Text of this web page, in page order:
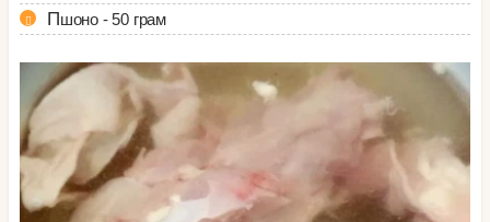
Пшоно - 50 грам